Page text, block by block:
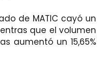
de MATIC cayó un
que el volumen
aumentó un 15,65%